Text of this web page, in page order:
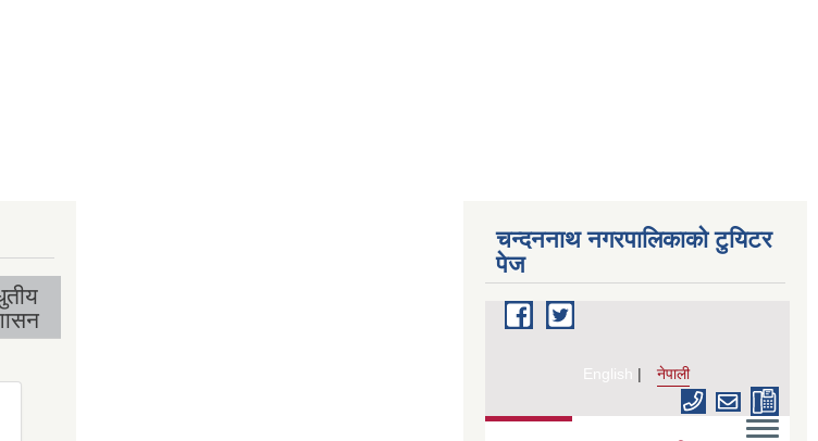
चन्दननाथ नगरपालिकाको टुयिटर
पेज